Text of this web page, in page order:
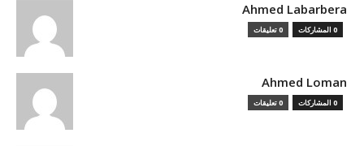
Ahmed Labarbera
0 المشاركات 0 تعليقات
Ahmed Loman
0 المشاركات 0 تعليقات